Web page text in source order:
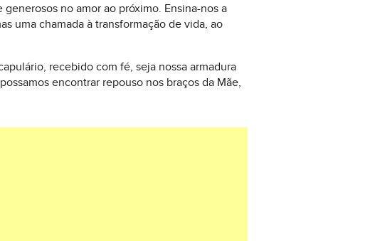
no amor ao próximo. Ensina-nos a
uma chamada à transformação de vida, ao
recebido com fé, seja nossa armadura
encontrar repouso nos braços da Mãe,